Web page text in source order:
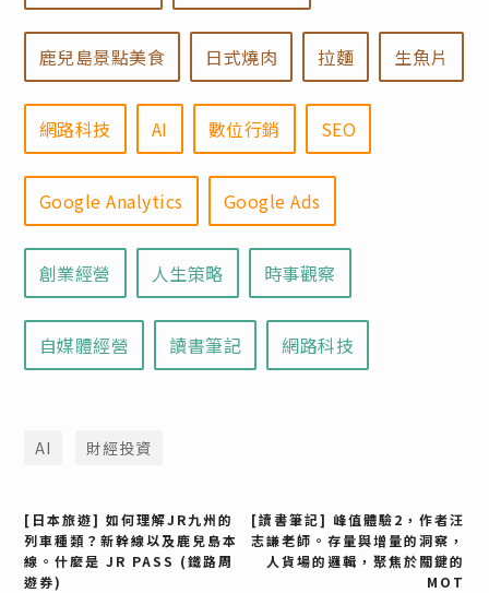
鹿兒島景點美食 日式燒肉 拉麵 生魚片
網路科技 AI 數位行銷 SEO
Google Analytics Google Ads
創業經營 人生策略 時事觀察
自媒體經營 讀書筆記 網路科技
AI 財經投資
文
章
[讀書筆記] 峰值體驗2，作者汪
志謙老師。存量與增量的洞察，
人貨場的邏輯，聚焦於關鍵的
MOT
[日本旅遊] 如何理解JR九州的
列車種類？新幹線以及鹿兒島本
線。什麼是 JR PASS (鐵路周
遊券)